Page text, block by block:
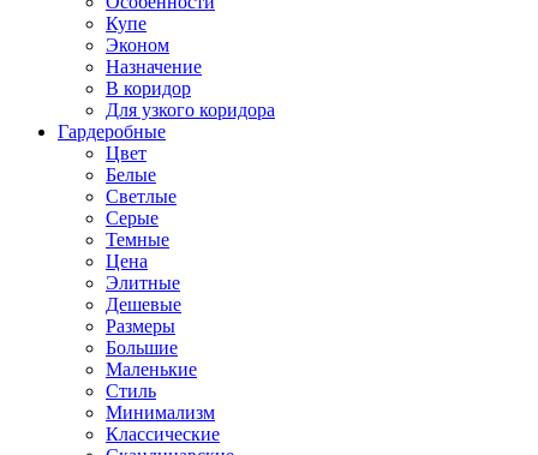
Купе
Эконом
Назначение
В коридор
Для узкого коридора
Гардеробные
Цвет
Белые
Светлые
Серые
Темные
Цена
Элитные
Дешевые
Размеры
Большие
Маленькие
Стиль
Минимализм
Классические